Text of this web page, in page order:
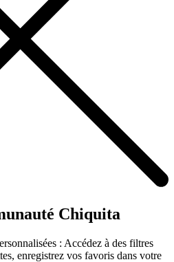
Chiquita
: Accédez à des filtres
enregistrez vos favoris dans votre